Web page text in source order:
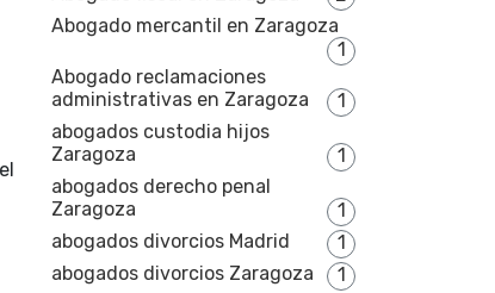
Abogado mercantil en Zaragoza
1
Abogado reclamaciones
administrativas en Zaragoza
1
abogados custodia hijos
Zaragoza
1
abogados derecho penal
Zaragoza
1
abogados divorcios Madrid
1
abogados divorcios Zaragoza
1